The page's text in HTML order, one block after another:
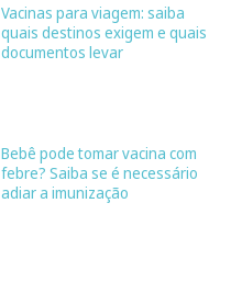
Vacinas para viagem: saiba
quais destinos exigem e quais
documentos levar
Bebê pode tomar vacina com
febre? Saiba se é necessário
adiar a imunização